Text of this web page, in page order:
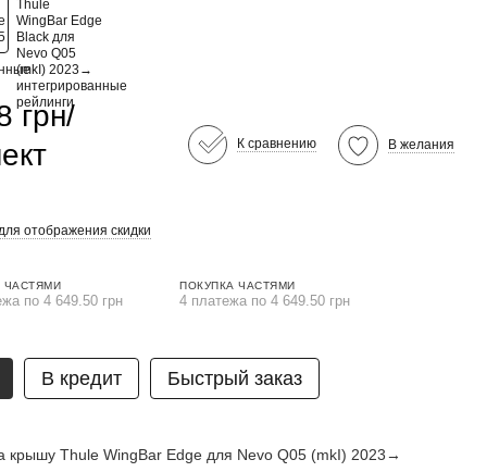
грн/
К сравнению В желания
отображения скидки
ЧАСТЯМИ
по 4 649.50 грн
ПОКУПКА ЧАСТЯМИ
4 платежа по 4 649.50 грн
В кредит Быстрый заказ
крышу Thule WingBar Edge для Nevo Q05 (mkI) 2023→